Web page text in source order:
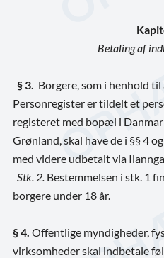
Betaling af
§ 3. Borgere, som i henhold
Personregister er tildelt et
registeret med bopæl i
Grønland, skal have de i §§ 4
med videre udbetalt via
Stk. 2. Bestemmelsen i stk. 1
borgere under 18 år.
§ 4. Offentlige myndigheder,
virksomheder skal indbetale